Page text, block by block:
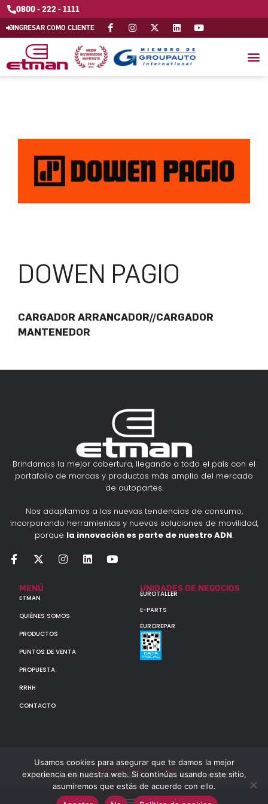
0800 - 222 - 1111
INGRESAR COMO CLIENTE
DOWEN PAGIO
CARGADOR ARRANCADOR//CARGADOR
MANTENEDOR
Brindamos la mejor cobertura, llegando a todo el país con el
portafolio de marcas y productos más amplio del mercado
de autopartes.
Nos adaptamos a las nuevas tendencias de consumo,
incorporando herramientas y nuevas soluciones de movilidad,
porque la innovación es parte de nuestro ADN.
MENÚ
ETMAN
QUIÉNES SOMOS
PRODUCTOS
PUNTOS DE VENTA
PROPUESTA
RRHH
CONTACTO
UNIDADES DE NEGOCIOS
EUROTALLER
E-PARTS
EUROREPAR
GRUPO ETMAN : : 2026
Todos los derechos reservados a MULTIORIGINAL PARTS S.A. (CUIT: 30-60142852-7)
Usamos cookies para asegurar que te damos la mejor
experiencia en nuestra web. Si continúas usando este sitio,
asumiremos que estás de acuerdo con ello.